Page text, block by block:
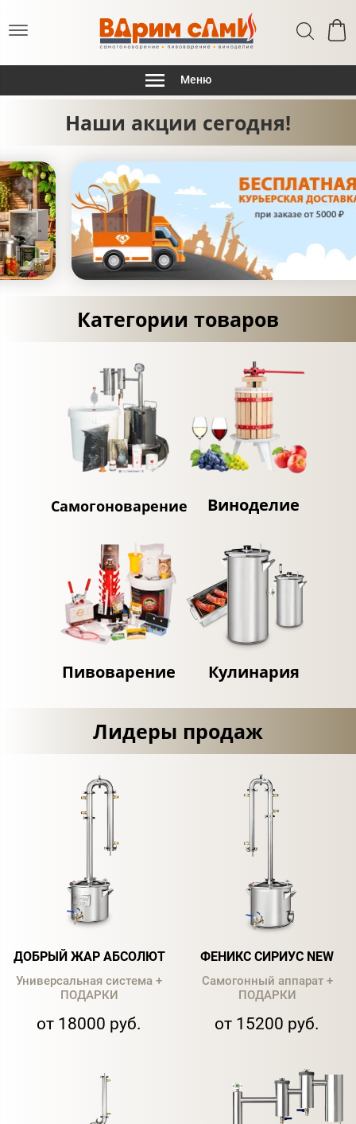
Меню
Наши акции сегодня!
Категории товаров
Самогоноварение Виноделие
Пивоварение Кулинария
Лидеры продаж
ДОБРЫЙ ЖАР АБСОЛЮТ
Универсальная система +
ПОДАРКИ
от 18000 руб.
ФЕНИКС СИРИУС NEW
Самогонный аппарат +
ПОДАРКИ
от 15200 руб.